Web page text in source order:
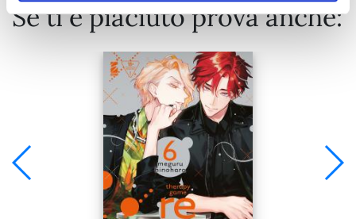
Se ti è piaciuto prova anche: